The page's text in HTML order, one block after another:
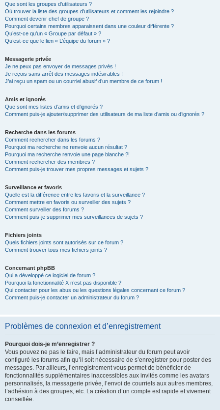
Que sont les groupes d’utilisateurs ?
Où trouver la liste des groupes d’utilisateurs et comment les rejoindre ?
Comment devenir chef de groupe ?
Pourquoi certains membres apparaissent dans une couleur différente ?
Qu’est-ce qu’un « Groupe par défaut » ?
Qu’est-ce que le lien « L’équipe du forum » ?
Messagerie privée
Je ne peux pas envoyer de messages privés !
Je reçois sans arrêt des messages indésirables !
J’ai reçu un spam ou un courriel abusif d’un membre de ce forum !
Amis et ignorés
Que sont mes listes d’amis et d’ignorés ?
Comment puis-je ajouter/supprimer des utilisateurs de ma liste d’amis ou d’ignorés ?
Recherche dans les forums
Comment rechercher dans les forums ?
Pourquoi ma recherche ne renvoie aucun résultat ?
Pourquoi ma recherche renvoie une page blanche ?!
Comment rechercher des membres ?
Comment puis-je trouver mes propres messages et sujets ?
Surveillance et favoris
Quelle est la différence entre les favoris et la surveillance ?
Comment mettre en favoris ou surveiller des sujets ?
Comment surveiller des forums ?
Comment puis-je supprimer mes surveillances de sujets ?
Fichiers joints
Quels fichiers joints sont autorisés sur ce forum ?
Comment trouver tous mes fichiers joints ?
Concernant phpBB
Qui a développé ce logiciel de forum ?
Pourquoi la fonctionnalité X n’est pas disponible ?
Qui contacter pour les abus ou les questions légales concernant ce forum ?
Comment puis-je contacter un administrateur du forum ?
Problèmes de connexion et d’enregistrement
Pourquoi dois-je m’enregistrer ?
Vous pouvez ne pas le faire, mais l’administrateur du forum peut avoir
configuré les forums afin qu’il soit nécessaire de s’enregistrer pour poster des
messages. Par ailleurs, l’enregistrement vous permet de bénéficier de
fonctionnalités supplémentaires inaccessibles aux invités comme les avatars
personnalisés, la messagerie privée, l’envoi de courriels aux autres membres,
l’adhésion à des groupes, etc. La création d’un compte est rapide et vivement
conseillée.